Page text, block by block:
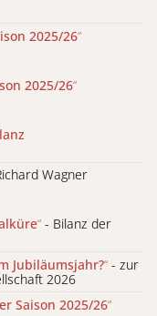
2025/26“
2025/26“
Wagner
“ - Bilanz der
Jubiläumsjahr?“ - zur
2026
Saison 2025/26“